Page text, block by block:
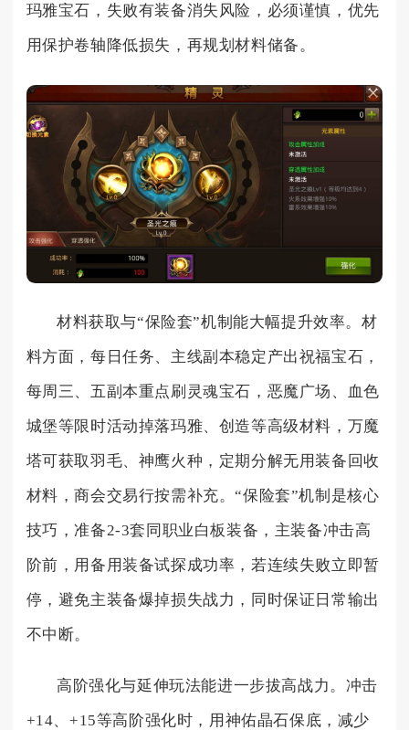
玛雅宝石，失败有装备消失风险，必须谨慎，优先
用保护卷轴降低损失，再规划材料储备。
材料获取与“保险套”机制能大幅提升效率。材
料方面，每日任务、主线副本稳定产出祝福宝石，
每周三、五副本重点刷灵魂宝石，恶魔广场、血色
城堡等限时活动掉落玛雅、创造等高级材料，万魔
塔可获取羽毛、神鹰火种，定期分解无用装备回收
材料，商会交易行按需补充。“保险套”机制是核心
技巧，准备2-3套同职业白板装备，主装备冲击高
阶前，用备用装备试探成功率，若连续失败立即暂
停，避免主装备爆掉损失战力，同时保证日常输出
不中断。
高阶强化与延伸玩法能进一步拔高战力。冲击
+14、+15等高阶强化时，用神佑晶石保底，减少